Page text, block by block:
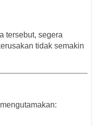
tersebut, segera
tidak semakin